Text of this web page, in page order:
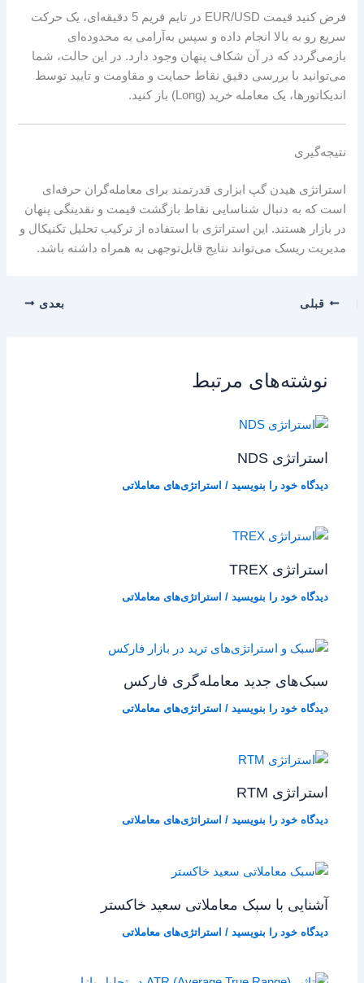
فرض کنید قیمت EUR/USD در تایم فریم 5 دقیقه‌ای، یک حرکت
سریع رو به بالا انجام داده و سپس به‌آرامی به محدوده‌ای
بازمی‌گردد که در آن شکاف پنهان وجود دارد. در این حالت، شما
می‌توانید با بررسی دقیق نقاط حمایت و مقاومت و تایید توسط
اندیکاتورها، یک معامله خرید (Long) باز کنید.
نتیجه‌گیری
استراتژی هیدن گپ ابزاری قدرتمند برای معامله‌گران حرفه‌ای
است که به دنبال شناسایی نقاط بازگشت قیمت و نقدینگی پنهان
در بازار هستند. این استراتژی با استفاده از ترکیب تحلیل تکنیکال و
مدیریت ریسک می‌تواند نتایج قابل‌توجهی به همراه داشته باشد.
قبلی بعدی
نوشته‌های مرتبط
استراتژی NDS
دیدگاه‌ خود را بنویسید / استراتژی‌های معاملاتی
استراتژی TREX
دیدگاه‌ خود را بنویسید / استراتژی‌های معاملاتی
سبک‌های جدید معامله‌گری فارکس
دیدگاه‌ خود را بنویسید / استراتژی‌های معاملاتی
استراتژی RTM
دیدگاه‌ خود را بنویسید / استراتژی‌های معاملاتی
آشنایی با سبک معاملاتی سعید خاکستر
دیدگاه‌ خود را بنویسید / استراتژی‌های معاملاتی